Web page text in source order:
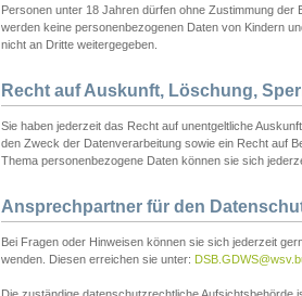
Personen unter 18 Jahren dürfen ohne Zustimmung
werden keine personenbezogenen Daten von Kindern
nicht an Dritte weitergegeben.
Recht auf Auskunft, Löschung,
Sie haben jederzeit das Recht auf unentgeltliche
den Zweck der Datenverarbeitung sowie ein Recht auf
Thema personenbezogene Daten können sie sich
Ansprechpartner für den
Bei Fragen oder Hinweisen können sie sich jederzeit
wenden. Diesen erreichen sie unter: